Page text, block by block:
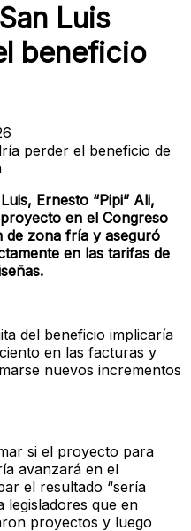
Luis
beneficio
Ernesto “Pipi” Ali,
en el Congreso
de zona fría y aseguró
en las tarifas de
del beneficio implicaría
en las facturas y
nuevos incrementos
si el proyecto para
avanzará en el
el resultado “sería
legisladores que en
proyectos y luego